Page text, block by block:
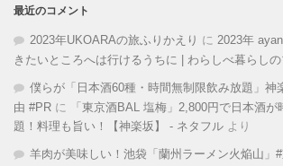
最近のコメント
2023年UKOARAの旅ふりかえり に 2023年
きたいところへは行けるうちに | わらしべ暮らし
僕らが「日本酒60種・時間無制限飲み放題」神
由 #PR に
「東京酒BAL 塩梅」2,800円で日本酒が
題！料理も旨い！【神楽坂】 - ネタフル より
羊肉が美味しい！池袋「蘭州ラーメン火焔山」